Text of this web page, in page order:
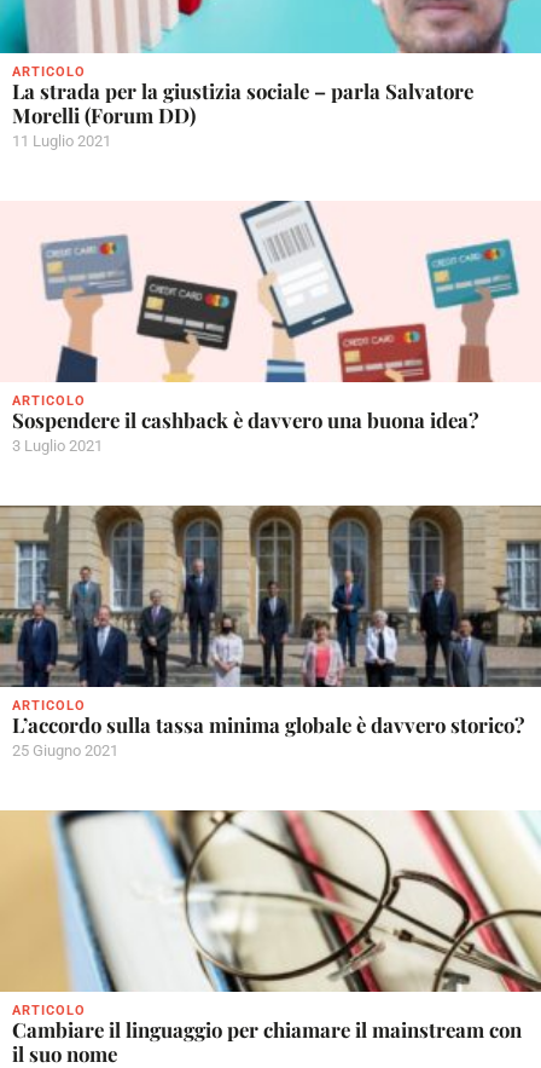
ARTICOLO
La strada per la giustizia sociale – parla Salvatore
Morelli (Forum DD)
11 Luglio 2021
ARTICOLO
Sospendere il cashback è davvero una buona idea?
3 Luglio 2021
ARTICOLO
L’accordo sulla tassa minima globale è davvero storico?
25 Giugno 2021
ARTICOLO
Cambiare il linguaggio per chiamare il mainstream con
il suo nome